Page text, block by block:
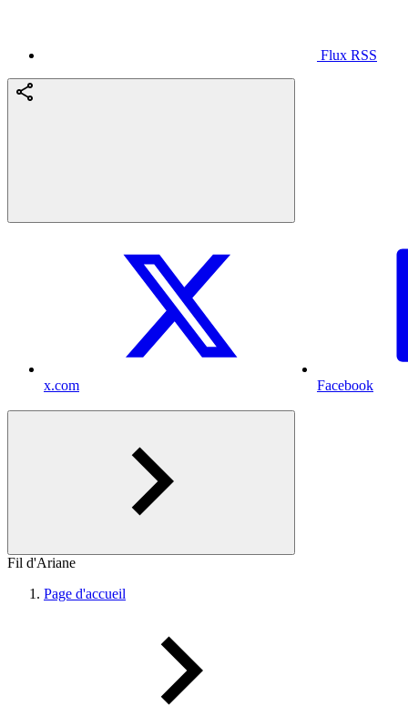
Flux RSS
x.com Facebook
Fil d'Ariane
Page d'accueil